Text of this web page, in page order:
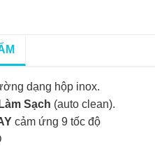
dạng hộp inox.
Sạch (auto clean).
cảm ứng 9 tốc độ